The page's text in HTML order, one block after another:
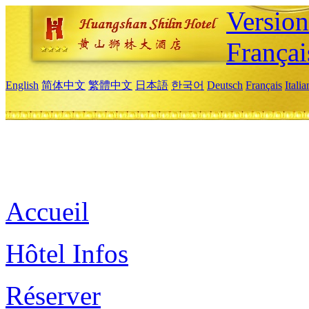
English 简体中文 繁體中文 日本語 한국어 Deutsch Français
Accueil
Hôtel Infos
Réserver